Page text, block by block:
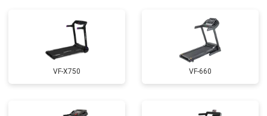
VF-X750 VF-660